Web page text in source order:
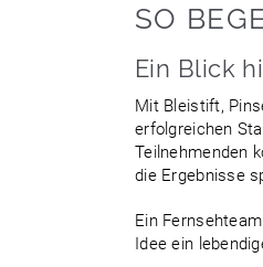
SO
Ein Blick
Mit Bleistift,
erfolgreichen
Teilnehmenden
die Ergebnisse
Ein
Idee ein